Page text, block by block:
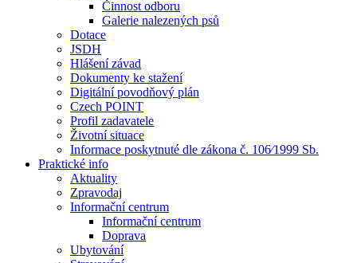
Činnost odboru
Galerie nalezených psů
Dotace
JSDH
Hlášení závad
Dokumenty ke stažení
Digitální povodňový plán
Czech POINT
Profil zadavatele
Životní situace
Informace poskytnuté dle zákona č. 106⁄1999 Sb.
Praktické info
Aktuality
Zpravodaj
Informační centrum
Informační centrum
Doprava
Ubytování